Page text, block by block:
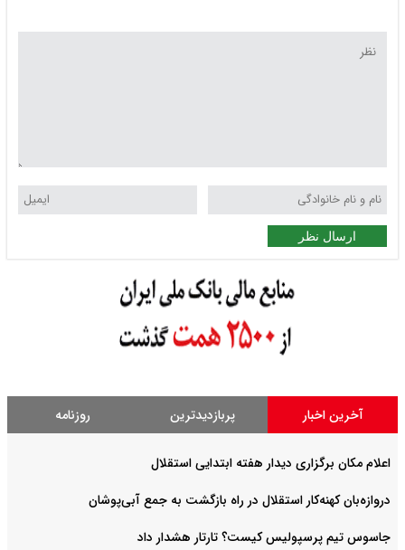
ارسال نظر
آخرین اخبار پربازدیدترین روزنامه
اعلام مکان برگزاری دیدار هفته ابتدایی استقلال
دروازه‌بان کهنه‌کار استقلال در راه بازگشت به جمع آبی‌پوشان
جاسوس تیم پرسپولیس کیست؟ تارتار هشدار داد